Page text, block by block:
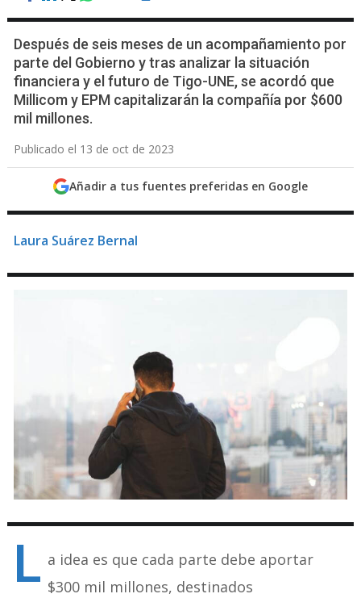
Después de seis meses de un acompañamiento por
parte del Gobierno y tras analizar la situación
financiera y el futuro de Tigo-UNE, se acordó que
Millicom y EPM capitalizarán la compañía por $600
mil millones.
Publicado el 13 de oct de 2023
Añadir a tus fuentes preferidas en Google
Laura Suárez Bernal
L a idea es que cada parte debe aportar
$300 mil millones, destinados